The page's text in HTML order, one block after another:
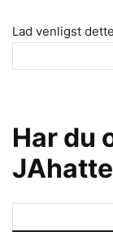
Lad venligst
Har du